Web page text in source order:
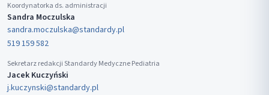
Koordynatorka ds. administracji
Sandra Moczulska
sandra.moczulska@standardy.pl
519 159 582
Sekretarz redakcji Standardy Medyczne Pediatria
Jacek Kuczyński
j.kuczynski@standardy.pl